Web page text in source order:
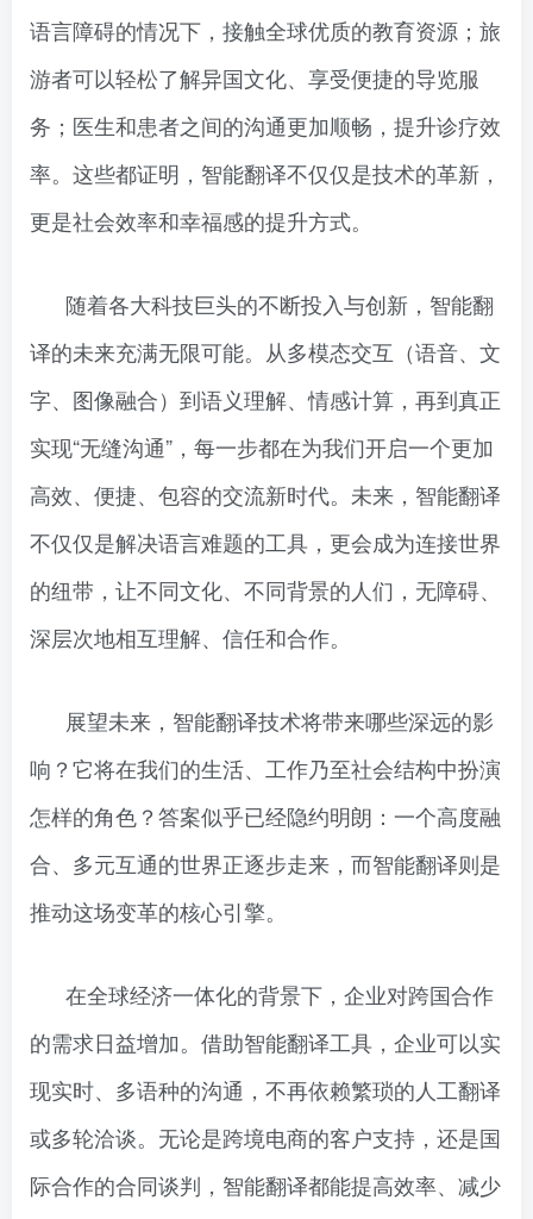
语言障碍的情况下，接触全球优质的教育资源；旅
游者可以轻松了解异国文化、享受便捷的导览服
务；医生和患者之间的沟通更加顺畅，提升诊疗效
率。这些都证明，智能翻译不仅仅是技术的革新，
更是社会效率和幸福感的提升方式。
随着各大科技巨头的不断投入与创新，智能翻
译的未来充满无限可能。从多模态交互（语音、文
字、图像融合）到语义理解、情感计算，再到真正
实现“无缝沟通”，每一步都在为我们开启一个更加
高效、便捷、包容的交流新时代。未来，智能翻译
不仅仅是解决语言难题的工具，更会成为连接世界
的纽带，让不同文化、不同背景的人们，无障碍、
深层次地相互理解、信任和合作。
展望未来，智能翻译技术将带来哪些深远的影
响？它将在我们的生活、工作乃至社会结构中扮演
怎样的角色？答案似乎已经隐约明朗：一个高度融
合、多元互通的世界正逐步走来，而智能翻译则是
推动这场变革的核心引擎。
在全球经济一体化的背景下，企业对跨国合作
的需求日益增加。借助智能翻译工具，企业可以实
现实时、多语种的沟通，不再依赖繁琐的人工翻译
或多轮洽谈。无论是跨境电商的客户支持，还是国
际合作的合同谈判，智能翻译都能提高效率、减少